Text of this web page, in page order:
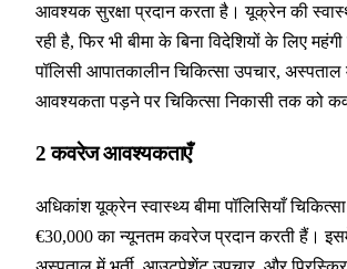
आवश्यक सुरक्षा प्रदान करता है। यूक्रेन की
रही है, फिर भी बीमा के बिना विदेशियों के लिए
पॉलिसी आपातकालीन चिकित्सा उपचार, अस्पताल
आवश्यकता पड़ने पर चिकित्सा निकासी तक को
2कवरेज आवश्यकताएँ
अधिकांश यूक्रेन स्वास्थ्य बीमा पॉलिसियाँ
€30,000 का न्यूनतम कवरेज प्रदान करती हैं।